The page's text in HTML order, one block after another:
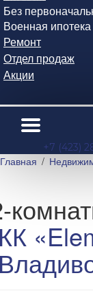
Без
Военная ипотека
Ремонт
Отдел продаж
Акции
+7 (423)
Главная